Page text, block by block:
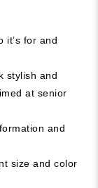
it’s for and
stylish and
at senior
and
size and color